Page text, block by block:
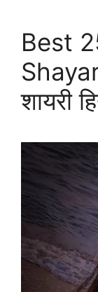
Best
शायरी